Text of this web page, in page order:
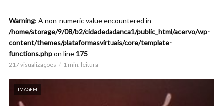
Warning: A non-numeric value encountered in
/home/storage/9/08/b2/cidadedadanca1/public_html/acervo/wp-
content/themes/plataformasvirtuais/core/template-
functions.phpon line 175
217 visualizações 1 min. leitura
IMAGEM